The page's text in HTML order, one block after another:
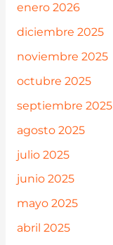
enero 2026
diciembre 2025
noviembre 2025
octubre 2025
septiembre 2025
agosto 2025
julio 2025
junio 2025
mayo 2025
abril 2025